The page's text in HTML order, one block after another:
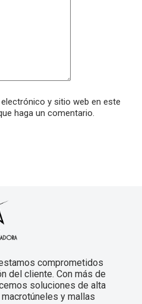
y sitio web en este
haga un comentario.
comprometidos
del cliente. Con más de
soluciones de alta
y mallas